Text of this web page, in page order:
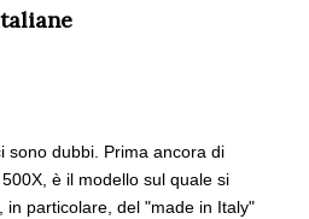
sono dubbi. Prima ancora di
è il modello sul quale si
in particolare, del "made in Italy"